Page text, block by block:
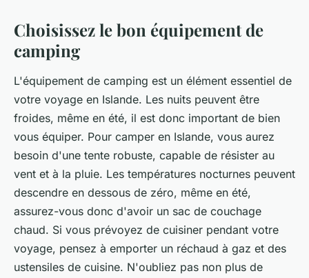
Choisissez le bon équipement de
camping
L'équipement de camping est un élément essentiel de
votre voyage en Islande. Les nuits peuvent être
froides, même en été, il est donc important de bien
vous équiper. Pour camper en Islande, vous aurez
besoin d'une tente robuste, capable de résister au
vent et à la pluie. Les températures nocturnes peuvent
descendre en dessous de zéro, même en été,
assurez-vous donc d'avoir un sac de couchage
chaud. Si vous prévoyez de cuisiner pendant votre
voyage, pensez à emporter un réchaud à gaz et des
ustensiles de cuisine. N'oubliez pas non plus de